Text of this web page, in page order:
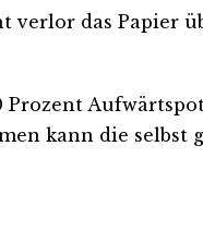
verlor das Papier
kann die selbst